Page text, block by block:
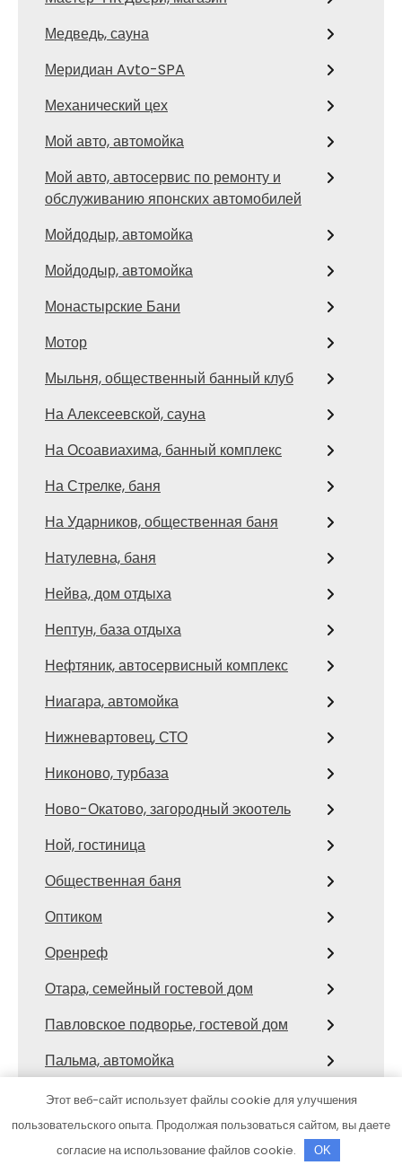
Медведь, сауна
Меридиан Avto-SPA
Механический цех
Мой авто, автомойка
Мой авто, автосервис по ремонту и
обслуживанию японских автомобилей
Мойдодыр, автомойка
Мойдодыр, автомойка
Монастырские Бани
Мотор
Мыльня, общественный банный клуб
На Алексеевской, сауна
На Осоавиахима, банный комплекс
На Стрелке, баня
На Ударников, общественная баня
Натулевна, баня
Нейва, дом отдыха
Нептун, база отдыха
Нефтяник, автосервисный комплекс
Ниагара, автомойка
Нижневартовец, СТО
Никоново, турбаза
Ново-Окатово, загородный экоотель
Ной, гостиница
Общественная баня
Оптиком
Оренреф
Отара, семейный гостевой дом
Павловское подворье, гостевой дом
Пальма, автомойка
Панова, гостиница
Панорама, баня
Этот веб-сайт использует файлы cookie для улучшения
пользовательского опыта. Продолжая пользоваться сайтом, вы даете
согласие на использование файлов cookie.
OK